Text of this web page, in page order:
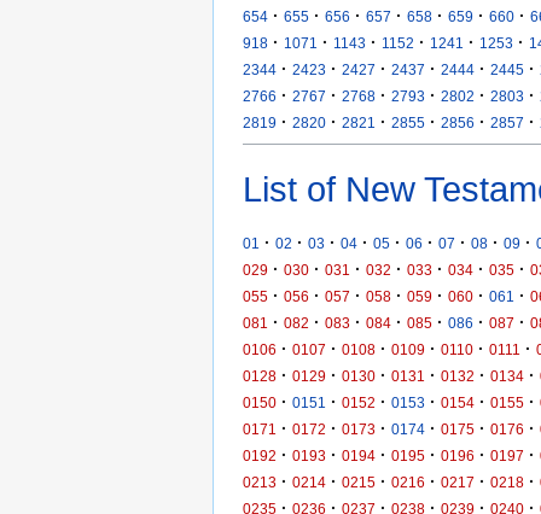
654 · 655 · 656 · 657 · 658 · 659 · 660 ·
918 · 1071 · 1143 · 1152 · 1241 · 1253 ·
2344 · 2423 · 2427 · 2437 · 2444 · 2445 ·
2766 · 2767 · 2768 · 2793 · 2802 · 2803 ·
2819 · 2820 · 2821 · 2855 · 2856 · 2857 ·
List of New
01 · 02 · 03 · 04 · 05 · 06 · 07 · 08 · 09 ·
029 · 030 · 031 · 032 · 033 · 034 · 035 ·
055 · 056 · 057 · 058 · 059 · 060 · 061 ·
081
· 082 · 083 · 084 · 085 · 086 · 087 ·
0106 · 0107 · 0108 · 0109 · 0110 · 0111 ·
0128 · 0129 · 0130 · 0131 · 0132 · 0134 ·
0150 · 0151 · 0152 · 0153 · 0154 · 0155 ·
0171
· 0172 · 0173 · 0174 · 0175 · 0176 ·
0192 · 0193 · 0194 · 0195 · 0196 · 0197 ·
0213 · 0214 · 0215 · 0216 · 0217 · 0218 ·
0235 · 0236 · 0237 · 0238 · 0239 · 0240 ·